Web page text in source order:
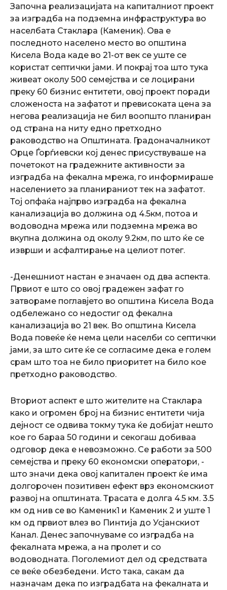
Започна реализацијата на капиталниот проект
за изградба на подземна инфраструктура во
населбата Стаклара (Каменик). Ова е
последното населено место во општина
Кисела Вода каде во 21-от век се уште се
користат септички јами. И покрај тоа што тука
живеат околу 500 семејства и се лоцирани
преку 60 бизнис ентитети, овој проект поради
сложеноста на зафатот и превисоката цена за
негова реализација не бил воопшто планиран
од страна на ниту едно претходно
раководство на Општината. Градоначалникот
Орце Ѓорѓиевски кој денес присуствуваше на
почетокот на градежните активности за
изградба на фекална мрежа, го информираше
населението за планираниот тек на зафатот.
Тој опфаќа најпрво изградба на фекална
канализација во должина од 4.5км, потоа и
водоводна мрежа или подземна мрежа во
вкупна должина од околу 9.2км, по што ќе се
изврши и асфалтирање на целиот потег.
-Денешниот настан е значаен од два аспекта.
Првиот е што со овој градежен зафат го
затвораме поглавјето во општина Кисела Вода
одбележано со недостиг од фекална
канализација во 21 век. Во општина Кисела
Вода повеќе ќе нема цели населби со септички
јами, за што сите ќе се согласиме дека е голем
срам што тоа не било приоритет на било кое
претходно раководство.
Вториот аспект е што жителите на Стаклара
како и огромен број на бизнис ентитети чија
дејност се одвива токму тука ќе добијат нешто
кое го бараа 50 години и секогаш добиваа
одговор дека е невозможно. Се работи за 500
семејства и преку 60 економски оператори, ­
што значи дека овој капитален проект ќе има
долгорочен позитивен ефект врз економскиот
развој на општината. Трасата е долга 4.5 км. 3.5
км од нив се во Каменик1 и Каменик 2 и уште 1
км од првиот влез во Пинтија до Усјанскиот
Канал. Денес започнуваме со изградба на
фекалната мрежа, а на пролет и со
водоводната. Поголемиот дел од средствата
се веќе обезбедени. Исто така, сакам да
назначам дека по изградбата на фекалната и